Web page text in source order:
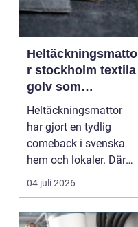
Heltäckningsmatto
r stockholm textila
golv som
förändrar rummet
Heltäckningsmattor
har gjort en tydlig
comeback i svenska
hem och lokaler. Där
de tidigare sågs som ...
04 juli 2026